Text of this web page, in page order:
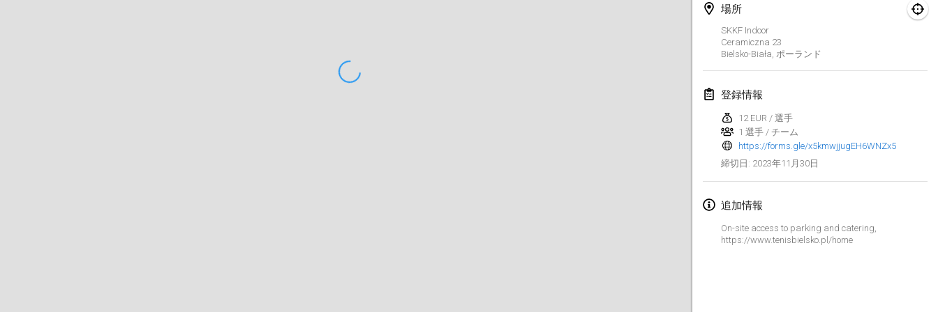
場所
SKKF Indoor
Ceramiczna 23
Bielsko-Biała ポーランド
登録情報
12 EUR / 選手
1 選手 / チーム
https://forms.gle/x5kmwjjugEH6WNZx5
締切日 : 2023年11月30日
追加情報
On-site access to parking and catering,
https://www.tenisbielsko.pl/home
2023年2月
Open Grégorien
2023年2月4日
SingeliDuppeli
2023年2月4日
Indoor de la CASAS
2023年2月18日|フランス